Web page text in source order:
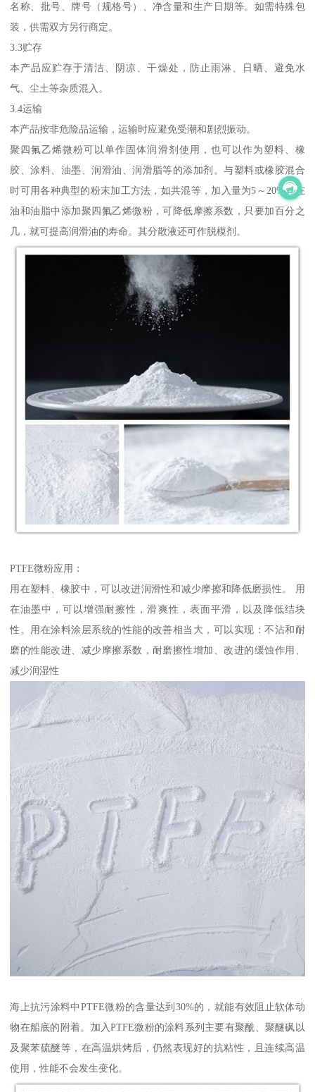
名称、批号、牌号（规格号）、净含量和生产日期等。如需特殊包
装，供需双方另行商定。
3.3贮存
本产品应贮存于清洁、阴凉、干燥处，防止雨淋、日晒、避免水
气、尘土等杂质混入。
3.4运输
本产品按非危险品运输，运输时应避免受潮和剧烈振动。
聚四氟乙烯微粉可以单作固体润滑剂使用，也可以作为塑料、橡
胶、涂料、油墨、润滑油、润滑脂等的添加剂。与塑料或橡胶混合
时可用各种典型的粉末加工方法，如共混等，加入量为5～20%，在
油和油脂中添加聚四氟乙烯微粉，可降低摩擦系数，只要加百分之
几，就可提高润滑油的寿命。其分散液还可作脱模剂。
PTFE微粉应用：
用在塑料、橡胶中，可以改进润滑性和减少摩擦和降低磨损性。 用
在油墨中，可以增强耐擦性，滑爽性，表面平滑，以及降低结块
性。用在涂料涂层系统的性能的改善相当大，可以实现：不沾和耐
磨的性能改进、减少摩擦系数，耐磨擦性增加、改进的缓蚀作用、
减少润湿性
海上抗污涂料中PTFE微粉的含量达到30%的，就能有效阻止软体动
物在船底的附着。加入PTFE微粉的涂料系列主要有聚酰、聚醚砜以
及聚苯硫醚等，在高温烘烤后，仍然表现好的抗粘性，且连续高温
使用，性能不会发生变化。